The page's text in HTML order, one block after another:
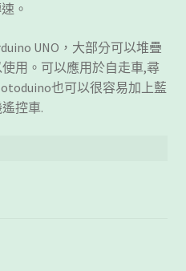
。
UNO，大部分可以堆疊
用。可以應用於自走車,尋
也可以很容易加上藍
控車.